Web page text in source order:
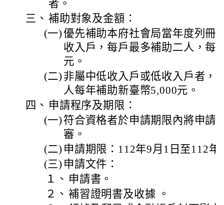
者。
三、 補助對象及金額：
(一)優先補助本府社會局當年度列冊
收入戶，每戶最多補助二人，每
元。
(二) 非屬中低收入戶或低收入戶者，
人每年補助新臺幣5,000元。
四、 申請程序及期限：
(一) 符合資格者於申請期限內將申請
審。
(二) 申請期限：112年9月1日至112年
(三) 申請文件：
１、 申請書。
２、 補習證明書及收據 。